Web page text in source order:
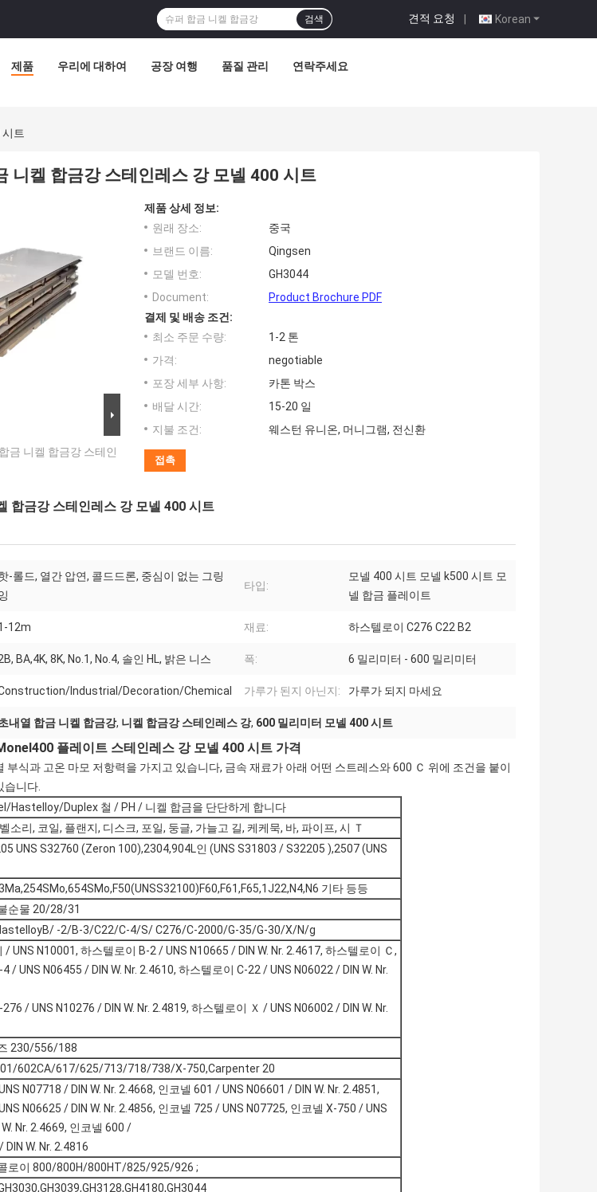
Korean
견적 요청 |
검색
제품 우리에 대하여 공장 여행 품질 관리 연락주세요
트
니켈 합금강 스테인레스 강 모넬 400 시트
금 니켈 합금강 스테인
제품 상세 정보:
원래 장소:
중국
브랜드 이름:
Qingsen
모델 번호:
GH3044
Document:
Product Brochure PDF
결제 및 배송 조건:
최소 주문 수량:
1-2 톤
가격:
negotiable
포장 세부 사항:
카톤 박스
배달 시간:
15-20 일
지불 조건:
웨스턴 유니온, 머니그램, 전신환
접촉
합금강 스테인레스 강 모넬 400 시트
-롤드, 열간 압연, 콜드드론, 중심이 없는 그링
타입:
모넬 400 시트 모넬 k500 시트 모
넬 합금 플레이트
12m 재료: 하스텔로이 C276 C22 B2
BA,4K, 8K, No.1, No.4, 솔인 HL, 밝은 니스 폭: 6 밀리미터 - 600 밀리미터
Industrial/Decoration/Chemical 가루가 된지 아닌지: 가루가 되지 마세요
내열 합금 니켈 합금강, 니켈 합금강 스테인레스 강, 600 밀리미터 모넬 400 시트
플레이트 스테인레스 강 모넬 400 시트 가격
부식과 고온 마모 저항력을 가지고 있습니다, 금속 재료가 아래 어떤 스트레스와 600 Ｃ 위에 조건을 붙이
습니다.
Hastelloy/Duplex 철 / PH / 니켈 합금을 단단하게 합니다
소리, 코일, 플랜지, 디스크, 포일, 둥글, 가늘고 길, 케케묵, 바, 파이프, 시 Ｔ
UNS S32760 (Zeron 100),2304,904L인 (UNS S31803 / S32205 ),2507 (UNS
기타 등등
순물 20/28/31
-2/B-3/C22/C-4/S/ C276/C-2000/G-35/G-30/X/N/g
/ UNS N10001, 하스텔로이 B-2 / UNS N10665 / DIN W. Nr. 2.4617, 하스텔로이 Ｃ,
/ UNS N06455 / DIN W. Nr. 2.4610, 하스텔로이 C-22 / UNS N06022 / DIN W. Nr.
/ UNS N10276 / DIN W. Nr. 2.4819, 하스텔로이 Ｘ / UNS N06002 / DIN W. Nr.
230/556/188
602CA/617/625/713/718/738/X-750,Carpenter 20
N07718 / DIN W. Nr. 2.4668, 인코넬 601 / UNS N06601 / DIN W. Nr. 2.4851,
N06625 / DIN W. Nr. 2.4856, 인코넬 725 / UNS N07725, 인코넬 X-750 / UNS
Nr. 2.4669, 인코넬 600 /
W. Nr. 2.4816
로이 800/800H/800HT/825/925/926 ;